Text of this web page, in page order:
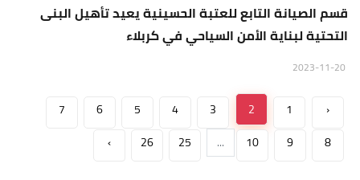
قسم الصيانة التابع للعتبة الحسينية يعيد تأهيل البنى
التحتية لبناية الأمن السياحي في كربلاء
‹
1
2
3
4
5
6
7
8
9
10
...
25
26
›